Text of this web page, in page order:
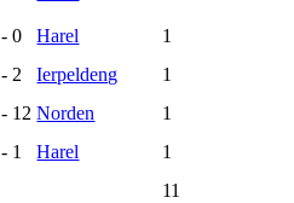
- 0 Harel
1
- 2 Ierpeldeng
1
- 12 Norden
1
- 1 Harel
1
11